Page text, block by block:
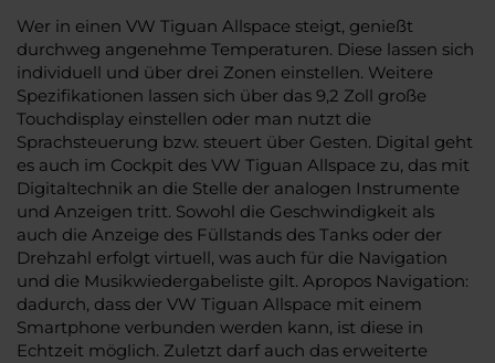
Wer in einen VW Tiguan Allspace steigt, genießt
durchweg angenehme Temperaturen. Diese lassen sich
individuell und über drei Zonen einstellen. Weitere
Spezifikationen lassen sich über das 9,2 Zoll große
Touchdisplay einstellen oder man nutzt die
Sprachsteuerung bzw. steuert über Gesten. Digital geht
es auch im Cockpit des VW Tiguan Allspace zu, das mit
Digitaltechnik an die Stelle der analogen Instrumente
und Anzeigen tritt. Sowohl die Geschwindigkeit als
auch die Anzeige des Füllstands des Tanks oder der
Drehzahl erfolgt virtuell, was auch für die Navigation
und die Musikwiedergabeliste gilt. Apropos Navigation:
dadurch, dass der VW Tiguan Allspace mit einem
Smartphone verbunden werden kann, ist diese in
Echtzeit möglich. Zuletzt darf auch das erweiterte